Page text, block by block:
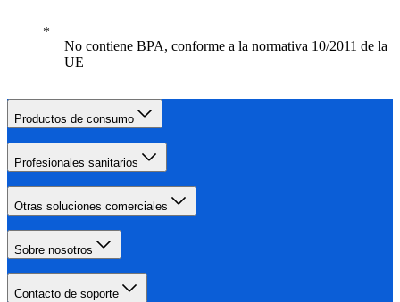
No contiene BPA, conforme a la normativa 10/2011 de la
UE
Productos de consumo
Profesionales sanitarios
Otras soluciones comerciales
Sobre nosotros
Contacto de soporte